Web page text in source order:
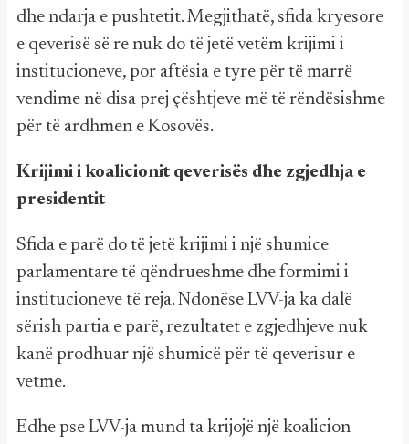
dhe ndarja e pushtetit. Megjithatë, sfida kryesore
e qeverisë së re nuk do të jetë vetëm krijimi i
institucioneve, por aftësia e tyre për të marrë
vendime në disa prej çështjeve më të rëndësishme
për të ardhmen e Kosovës.
Krijimi i koalicionit qeverisës dhe zgjedhja e
presidentit
Sfida e parë do të jetë krijimi i një shumice
parlamentare të qëndrueshme dhe formimi i
institucioneve të reja. Ndonëse LVV-ja ka dalë
sërish partia e parë, rezultatet e zgjedhjeve nuk
kanë prodhuar një shumicë për të qeverisur e
vetme.
Edhe pse LVV-ja mund ta krijojë një koalicion